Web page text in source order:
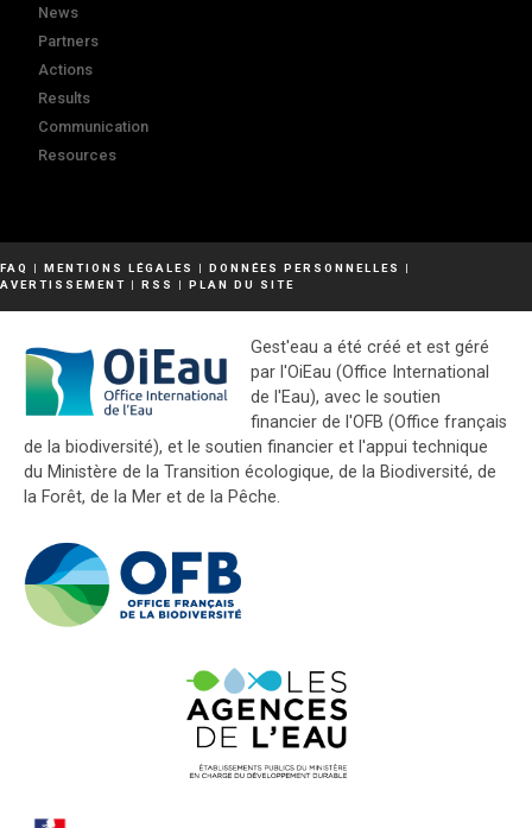
News
Partners
Actions
Results
Communication
Resources
FAQ | MENTIONS LÉGALES | DONNÉES PERSONNELLES
|
AVERTISSEMENT | RSS | PLAN DU SITE
Gest'eau a été créé et est géré
par l'OiEau (Office International
de l'Eau), avec le soutien
financier de l'OFB (Office français
de la biodiversité), et le soutien financier et l'appui technique
du Ministère de la Transition écologique, de la Biodiversité, de
la Forêt, de la Mer et de la Pêche.